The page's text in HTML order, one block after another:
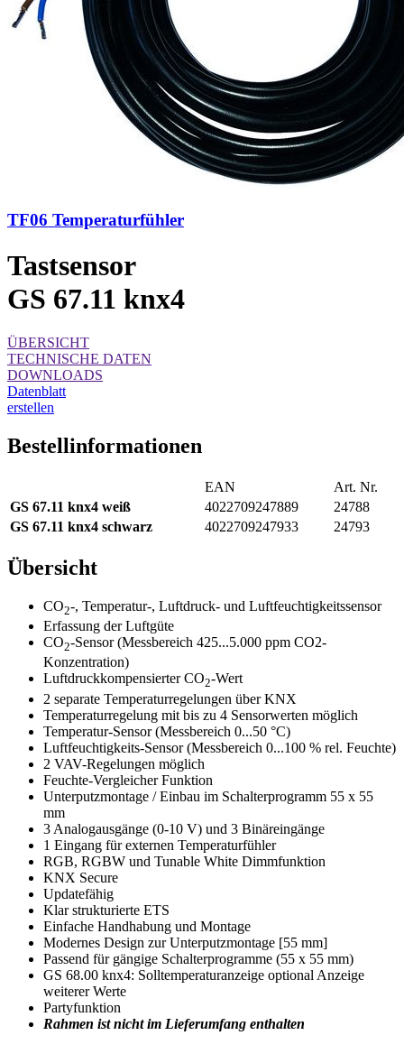
TF06 Temperaturfühler
Tastsensor
GS 67.11 knx4
ÜBERSICHT
TECHNISCHE DATEN
DOWNLOADS
Datenblatt
erstellen
Bestellinformationen
EAN
Art. Nr.
GS 67.11 knx4 weiß
4022709247889
24788
GS 67.11 knx4 schwarz 4022709247933 24793
Übersicht
CO2-, Temperatur-, Luftdruck- und Luftfeuchtigkeitssensor
Erfassung der Luftgüte
CO2-Sensor (Messbereich 425...5.000 ppm CO2-
Konzentration)
Luftdruckkompensierter CO2-Wert
2 separate Temperaturregelungen über KNX
Temperaturregelung mit bis zu 4 Sensorwerten möglich
Temperatur-Sensor (Messbereich 0...50 °C)
Luftfeuchtigkeits-Sensor (Messbereich 0...100 % rel. Feuchte)
2 VAV-Regelungen möglich
Feuchte-Vergleicher Funktion
Unterputzmontage / Einbau im Schalterprogramm 55 x 55
mm
3 Analogausgänge (0-10 V) und 3 Binäreingänge
1 Eingang für externen Temperaturfühler
RGB, RGBW und Tunable White Dimmfunktion
KNX Secure
Updatefähig
Klar strukturierte ETS
Einfache Handhabung und Montage
Modernes Design zur Unterputzmontage [55 mm]
Passend für gängige Schalterprogramme (55 x 55 mm)
GS 68.00 knx4: Solltemperaturanzeige optional Anzeige
weiterer Werte
Partyfunktion
Rahmen ist nicht im Lieferumfang enthalten